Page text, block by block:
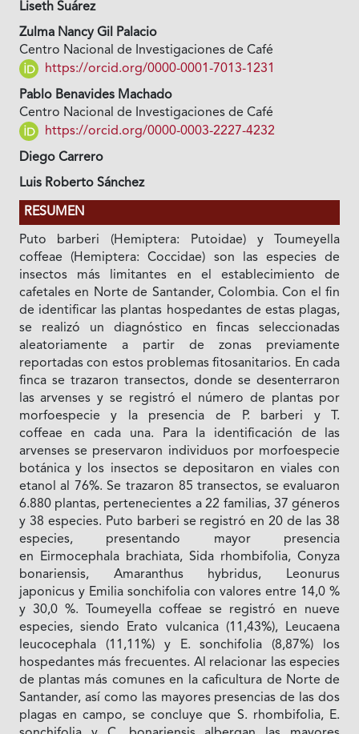
Liseth Suárez
Zulma Nancy Gil Palacio
Centro Nacional de Investigaciones de Café
https://orcid.org/0000-0001-7013-1231
Pablo Benavides Machado
Centro Nacional de Investigaciones de Café
https://orcid.org/0000-0003-2227-4232
Diego Carrero
Luis Roberto Sánchez
RESUMEN
Puto barberi (Hemiptera: Putoidae) y Toumeyella
coffeae (Hemiptera: Coccidae) son las especies de
insectos más limitantes en el establecimiento de
cafetales en Norte de Santander, Colombia. Con el fin
de identificar las plantas hospedantes de estas plagas,
se realizó un diagnóstico en fincas seleccionadas
aleatoriamente a partir de zonas previamente
reportadas con estos problemas fitosanitarios. En cada
finca se trazaron transectos, donde se desenterraron
las arvenses y se registró el número de plantas por
morfoespecie y la presencia de P. barberi y T.
coffeae en cada una. Para la identificación de las
arvenses se preservaron individuos por morfoespecie
botánica y los insectos se depositaron en viales con
etanol al 76%. Se trazaron 85 transectos, se evaluaron
6.880 plantas, pertenecientes a 22 familias, 37 géneros
y 38 especies. Puto barberi se registró en 20 de las 38
especies, presentando mayor presencia
en Eirmocephala brachiata, Sida rhombifolia, Conyza
bonariensis, Amaranthus hybridus, Leonurus
japonicus y Emilia sonchifolia con valores entre 14,0 %
y 30,0 %. Toumeyella coffeae se registró en nueve
especies, siendo Erato vulcanica (11,43%), Leucaena
leucocephala (11,11%) y E. sonchifolia (8,87%) los
hospedantes más frecuentes. Al relacionar las especies
de plantas más comunes en la caficultura de Norte de
Santander, así como las mayores presencias de las dos
plagas en campo, se concluye que S. rhombifolia, E.